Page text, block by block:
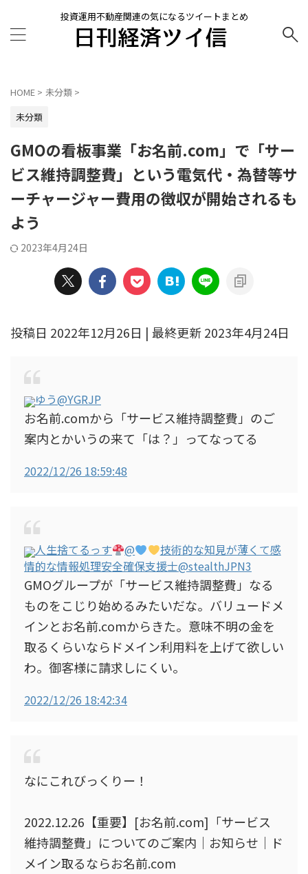
投資運用不動産関連の気になるツイートまとめ
HOME > 未分類 >
未分類
GMOの看板事業「お名前.com」で「サー
ビス維持調整費」という電気代・為替等サ
ーチャージャー費用の徴収が開始されるも
よう
2023年4月24日
投稿日 2022年12月26日 | 最終更新 2023年4月24日
ゆう@YGRJP
お名前.comから「サービス維持調整費」のご
案内とかいうの来て「は？」ってなってる
2022/12/26 18:59:48
人生捨てるっす @
技術的な知見が薄くて感
情的な情報処理安全確保支援士@stealthJPN3
GMOグループが「サービス維持調整費」なる
ものをこじり始めるみたいだな。バリュードメ
インとお名前.comからきた。意味不明の金を
取るくらいならドメイン利用料を上げて欲しい
わ。御客様に請求しにくい。
2022/12/26 18:42:34
なにこれびっくりー！
2022.12.26【重要】[お名前.com]「サービス
維持調整費」についてのご案内｜お知らせ｜ド
メイン取るならお名前.com